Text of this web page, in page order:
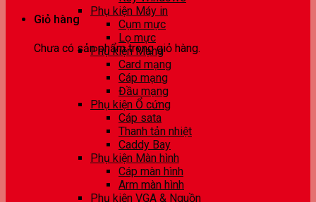
Giỏ hàng
Chưa có sản phẩm trong giỏ hàng.
Phụ kiện Máy in
Cụm mực
Lọ mực
Phụ kiện Mạng
Card mạng
Cáp mạng
Đầu mạng
Phụ kiện Ổ cứng
Cáp sata
Thanh tản nhiệt
Caddy Bay
Phụ kiện Màn hình
Cáp màn hình
Arm màn hình
Phụ kiện VGA & Nguồn